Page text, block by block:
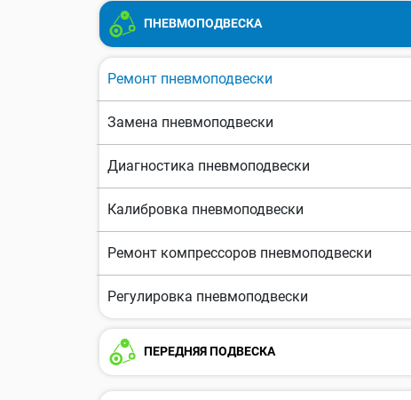
ПНЕВМОПОДВЕСКА
Ремонт пневмоподвески
Замена пневмоподвески
Диагностика пневмоподвески
Калибровка пневмоподвески
Ремонт компрессоров пневмоподвески
Регулировка пневмоподвески
ПЕРЕДНЯЯ ПОДВЕСКА